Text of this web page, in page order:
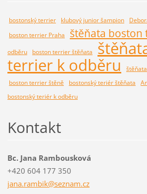
bostonský terrier klubový junior šampion
boston terrier Praha
štěňata boston
odběru
boston terrier štěňata
terrier k odběru
boston terrier štěně
bostonský teriér štěňata
bostonský teriér k odběru
Kontakt
Bc. Jana Rambousková
+420 604 177 350
jana.rambik@seznam.cz